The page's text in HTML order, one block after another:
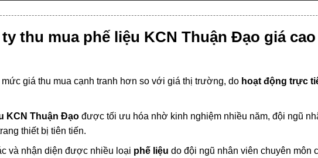
thu mua phế liệu KCN Thuận Đạo giá
giá thu mua cạnh tranh hơn so với giá thị trường, do hoạt động trực
KCN Thuận Đạo được tối ưu hóa nhờ kinh nghiệm nhiều năm, đội ngũ
thiết bị tiên tiến.
và nhận diện được nhiều loại phế liệu do đội ngũ nhân viên chuyên môn